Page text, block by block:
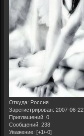
Откуда: Россия
Зарегистрирован: 2007-06-22
Приглашений: 0
Сообщений: 238
Уважение: [+1/-0]